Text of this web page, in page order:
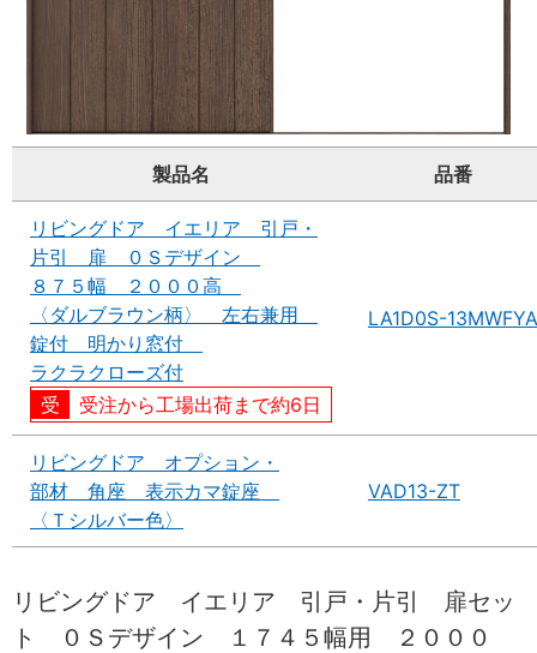
製品名 品番
リビングドア イエリア 引戸・
片引 扉 ０Ｓデザイン
８７５幅 ２０００高
〈ダルブラウン柄〉 左右兼用
錠付 明かり窓付
ラクラクローズ付
受注から工場出荷まで約6日
LA1D0S-13MWFYA
リビングドア オプション・
部材 角座 表示カマ錠座
〈Ｔシルバー色〉
VAD13-ZT
リビングドア イエリア 引戸・片引 扉セッ
ト ０Ｓデザイン １７４５幅用 ２０００